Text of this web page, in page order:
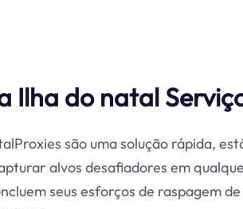
Ilha do natal
são uma solução rápida,
alvos desafiadores em
seus esforços de raspagem